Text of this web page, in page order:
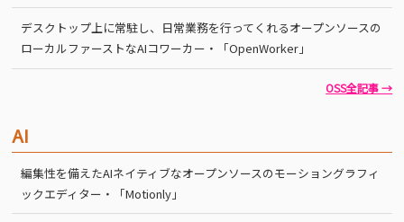
デスクトップ上に常駐し、日常業務を行ってくれるオープンソースの
ローカルファーストなAIコワーカー・「OpenWorker」
OSS全記事 →
AI
編集性を備えたAIネイティブなオープンソースのモーショングラフィ
ックエディター・「Motionly」